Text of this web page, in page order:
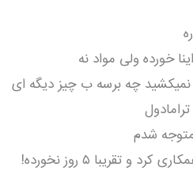
خورده ولی مواد نه
نمیکشید چه برسه ب چیز دیگه ای
شدم
۵ روز نخورده!